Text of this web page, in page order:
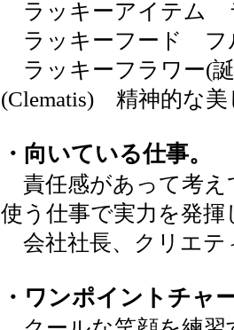
ラッキーアイテム
ラッキーフード フ
ラッキーフラワー(
(Clematis) 精神的
・向いている仕事。
責任感があって考え
使う仕事で実力を発揮
会社社長、クリエテ
・ワンポイントチャ